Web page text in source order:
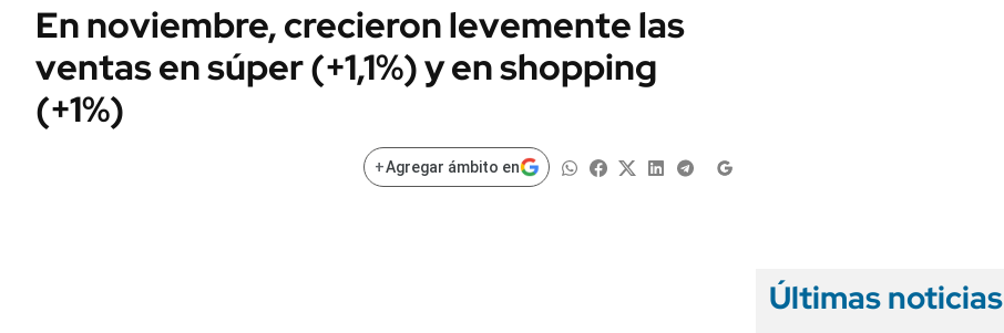
Campo
FINANZAS
Dólar
Sustentabilidad
Seguros
ENERGY REPORT
MUNDO
INFORMACIÓN GENERAL
En noviembre, crecieron levemente las
ventas en súper (+1,1%) y en shopping
(+1%)
+Agregar ámbito en
Últimas noticias